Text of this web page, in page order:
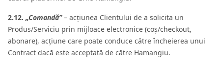
2.12. „Comandă”– acțiunea Clientului de a solicita un
Produs/Serviciu prin mijloace electronice (coș/checkout,
abonare), acțiune care poate conduce către încheierea unui
Contract dacă este acceptată de către Hamangiu.